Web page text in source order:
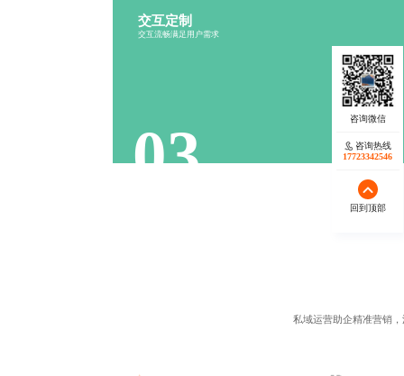
交互定制
交互流畅满足用户需求
操作便捷
03
私域运营助企精准营销
咨询热线
17723342546
回到顶部